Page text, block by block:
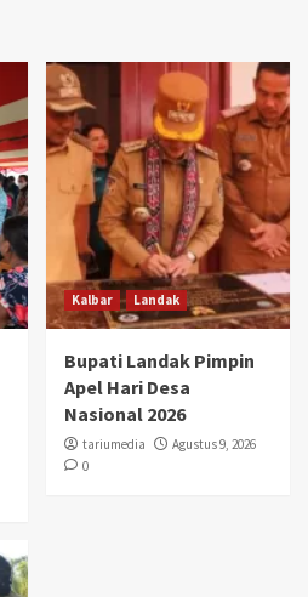
Kalbar Landak
Bupati Landak Pimpin
Apel Hari Desa
Nasional 2026
tariumedia
Agustus 9, 2026
0